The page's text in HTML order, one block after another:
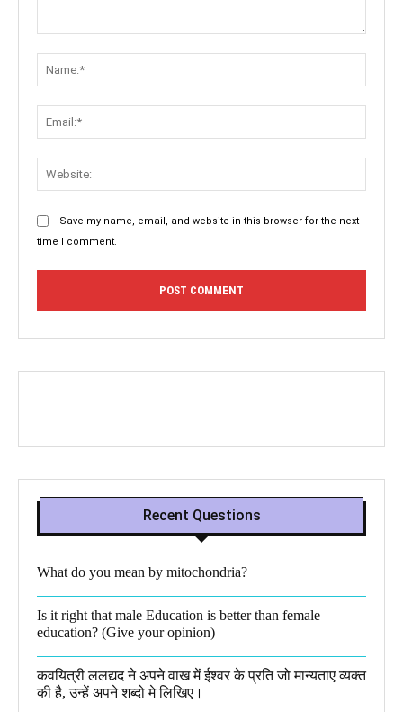
Save my name, email, and website in this browser for the next
time I comment.
Recent Questions
What do you mean by mitochondria?​
Is it right that male Education is better than female
education? (Give your opinion)
कवयित्री ललद्यद ने अपने वाख में ईश्वर के प्रति जो मान्यताए व्यक्त
की है, उन्हें अपने शब्दो मे लिखिए।